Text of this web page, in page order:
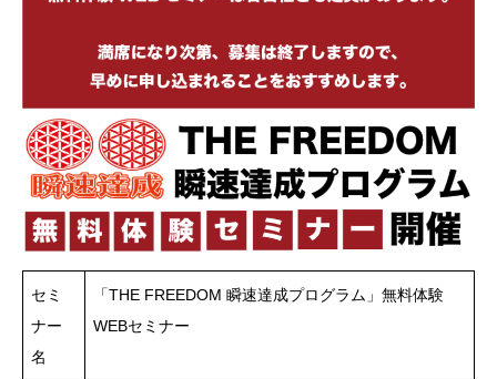
セミ
ナー
名
「THE FREEDOM 瞬速達成プログラム」無料体験
WEBセミナー